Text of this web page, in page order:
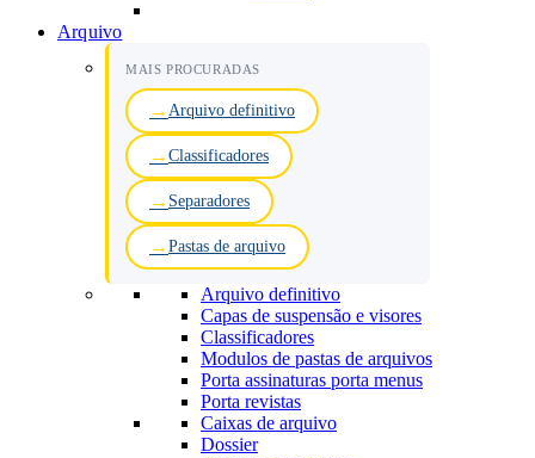
Arquivo
MAIS PROCURADAS
Arquivo definitivo
Classificadores
Separadores
Pastas de arquivo
Arquivo definitivo
Capas de suspensão e visores
Classificadores
Modulos de pastas de arquivos
Porta assinaturas porta menus
Porta revistas
Caixas de arquivo
Dossier